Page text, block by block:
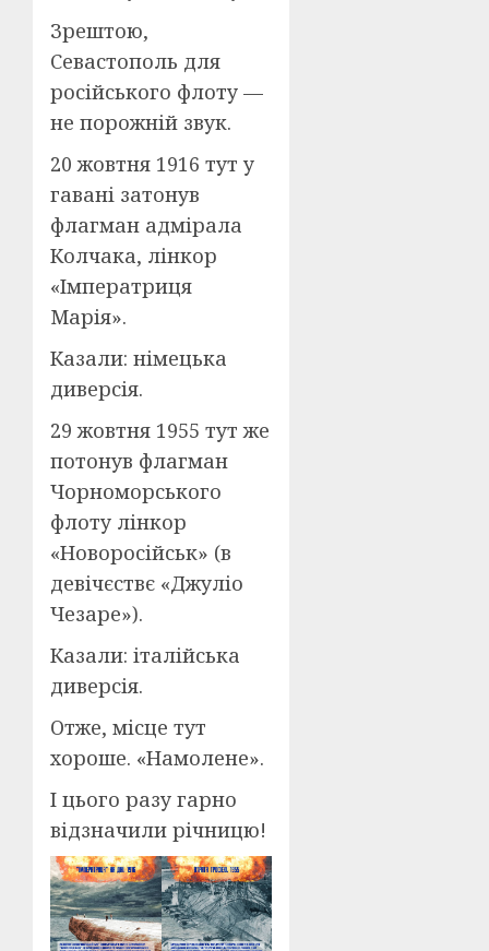
Зрештою,
Севастополь для
російського флоту —
не порожній звук.
20 жовтня 1916 тут у
гавані затонув
флагман адмірала
Колчака, лінкор
«Імператриця
Марія».
Казали: німецька
диверсія.
29 жовтня 1955 тут же
потонув флагман
Чорноморського
флоту лінкор
«Новоросійськ» (в
девічєствє «Джуліо
Чезаре»).
Казали: італійська
диверсія.
Отже, місце тут
хороше. «Намолене».
І цього разу гарно
відзначили річницю!